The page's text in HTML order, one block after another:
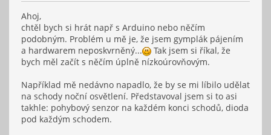
Ahoj,
chtěl bych si hrát např s Arduino nebo něčím
podobným. Problém u mě je, že jsem gymplák pájením
a hardwarem neposkvrněný...
Tak jsem si říkal, že
bych měl začít s něčím úplně nízkoúrovňovým.
Například mě nedávno napadlo, že by se mi líbilo udělat
na schody noční osvětlení. Představoval jsem si to asi
takhle: pohybový senzor na každém konci schodů, dioda
pod každým schodem.